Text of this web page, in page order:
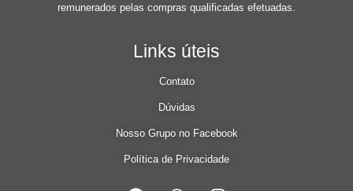
remunerados pelas compras qualificadas efetuadas.
Links úteis
Contato
Dúvidas
Nosso Grupo no Facebook
Política de Privacidade